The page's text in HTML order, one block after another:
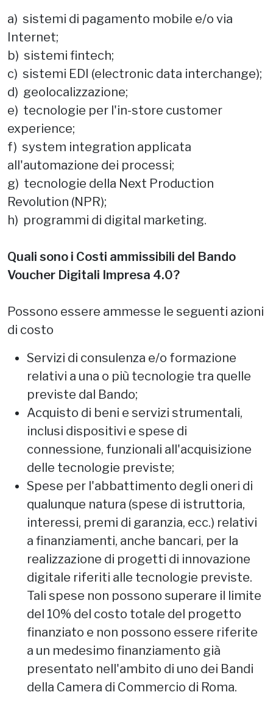
a) sistemi di pagamento mobile e/o via
Internet;
b) sistemi fintech;
c) sistemi EDI (electronic data interchange);
d) geolocalizzazione;
e) tecnologie per l'in-store customer
experience;
f) system integration applicata
all'automazione dei processi;
g) tecnologie della Next Production
Revolution (NPR);
h) programmi di digital marketing.
Quali sono i Costi ammissibili del Bando
Voucher Digitali Impresa 4.0?
Possono essere ammesse le seguenti azioni
di costo
Servizi di consulenza e/o formazione
relativi a una o più tecnologie tra quelle
previste dal Bando;
Acquisto di beni e servizi strumentali,
inclusi dispositivi e spese di
connessione, funzionali all'acquisizione
delle tecnologie previste;
Spese per l'abbattimento degli oneri di
qualunque natura (spese di istruttoria,
interessi, premi di garanzia, ecc.) relativi
a finanziamenti, anche bancari, per la
realizzazione di progetti di innovazione
digitale riferiti alle tecnologie previste.
Tali spese non possono superare il limite
del 10% del costo totale del progetto
finanziato e non possono essere riferite
a un medesimo finanziamento già
presentato nell'ambito di uno dei Bandi
della Camera di Commercio di Roma.